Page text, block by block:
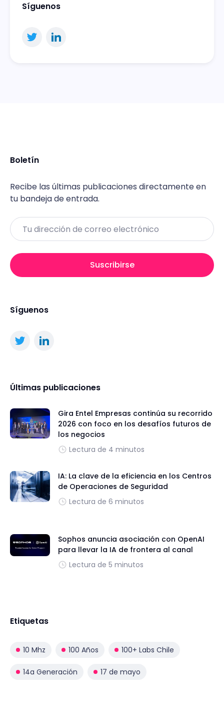
Síguenos
Boletín
Recibe las últimas publicaciones directamente en
tu bandeja de entrada.
Email
Suscribirse
Síguenos
Últimas publicaciones
Gira Entel Empresas continúa su recorrido
2026 con foco en los desafíos futuros de
los negocios
Lectura de 4 minutos
IA: La clave de la eficiencia en los Centros
de Operaciones de Seguridad
Lectura de 6 minutos
Sophos anuncia asociación con OpenAI
para llevar la IA de frontera al canal
Lectura de 5 minutos
Etiquetas
10 Mhz 100 Años 100+ Labs Chile
14a Generación 17 de mayo